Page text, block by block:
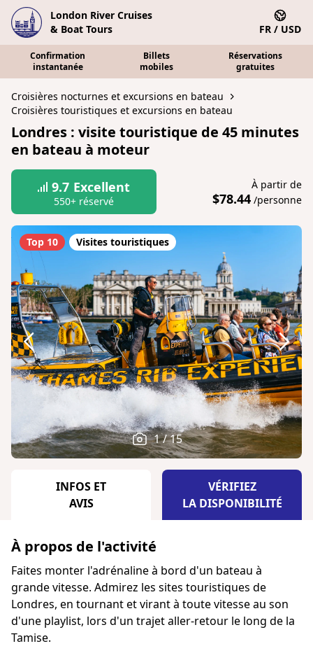
London River Cruises
& Boat Tours
FR / USD
Confirmation
instantanée
Billets
mobiles
Réservations
gratuites
Croisières nocturnes et excursions en bateau
Croisières touristiques et excursions en bateau
Londres : visite touristique de 45 minutes
en bateau à moteur
9.7 Excellent
550+ réservé
À partir de
$78.44 /personne
Top 10 Visites touristiques
1 / 15
INFOS ET
AVIS
VÉRIFIEZ
LA DISPONIBILITÉ
À propos de l'activité
Faites monter l'adrénaline à bord d'un bateau à
grande vitesse. Admirez les sites touristiques de
Londres, en tournant et virant à toute vitesse au son
d'une playlist, lors d'un trajet aller-retour le long de la
Tamise.